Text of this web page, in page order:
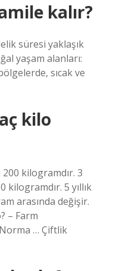
kalır?
süresi yaklaşık
yaşam alanları:
sıcak ve
kilo
kilogramdır. 3
kilogramdır. 5 yıllık
arasında değişir.
– Farm
… Çiftlik